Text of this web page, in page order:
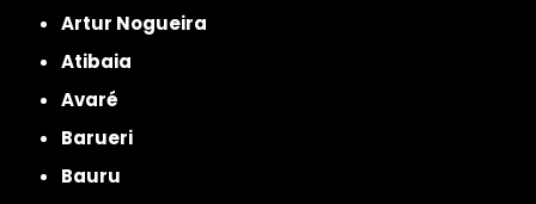
Artur Nogueira
Atibaia
Avaré
Barueri
Bauru